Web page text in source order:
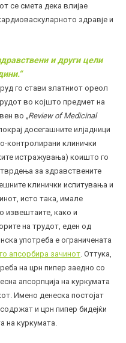
се смета дека влијае
здравје и
и други цели
го стави златниот ореол
во којшто предмет на
во „Review of Medicinal
досегашните илјадници
-контролирани клинички
истражувања) коишто го
за здравствените
клинички испитувања и
исто така, имале
извештаите, како и
на трудот, еден од
употреба е ограничената
апсорбира зачинот . Оттука,
на црн пипер заедно со
апсорпција на куркумата
Имено денеска постојат
и црн пипер бидејќи
на куркумата.